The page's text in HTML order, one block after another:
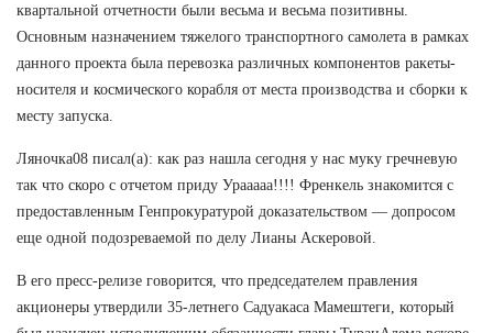
квартальной отчетности были весьма и весьма позитивны.
Основным назначением тяжелого транспортного самолета в рамках
данного проекта была перевозка различных компонентов ракеты-
носителя и космического корабля от места производства и сборки к
месту запуска.
Ляночка08 писал(а): как раз нашла сегодня у нас муку гречневую
так что скоро с отчетом приду Урааааа!!!! Френкель знакомится с
предоставленным Генпрокуратурой доказательством — допросом
еще одной подозреваемой по делу Лианы Аскеровой.
В его пресс-релизе говорится, что председателем правления
акционеры утвердили 35-летнего Садуакаса Мамештеги, который